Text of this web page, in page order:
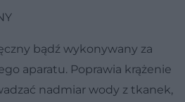
bądź wykonywany za
aparatu. Poprawia krążenie
nadmiar wody z tkanek,